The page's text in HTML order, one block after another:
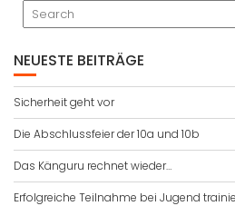
NEUESTE BEITRÄGE
Sicherheit geht vor
Die Abschlussfeier der 10a und 10b
Das Känguru rechnet wieder…
Erfolgreiche Teilnahme bei Jugend